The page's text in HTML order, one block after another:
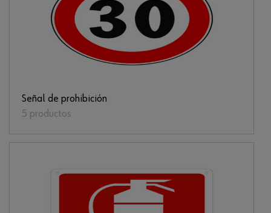
Señal de prohibición
5 productos